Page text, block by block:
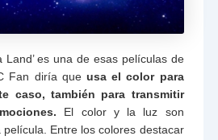
Land’ es una de esas películas de
Fan diría queusa el color para
caso, también para transmitir
El color y la luz son
Entre los colores destacar